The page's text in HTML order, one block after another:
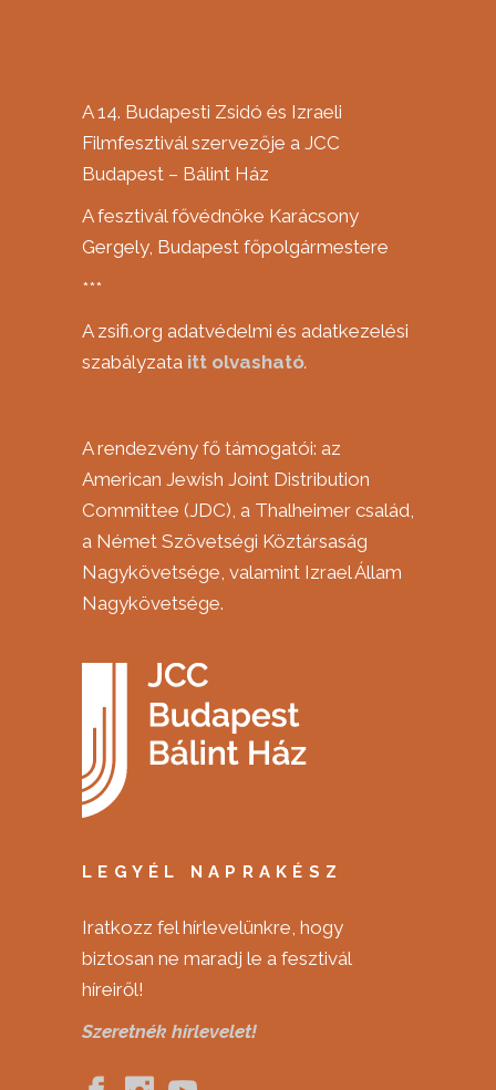
A 14. Budapesti Zsidó és Izraeli
Filmfesztivál szervezője a JCC
Budapest – Bálint Ház
A fesztivál fővédnöke Karácsony
Gergely, Budapest főpolgármestere
***
A zsifi.org adatvédelmi és adatkezelési
szabályzata itt olvasható.
A rendezvény fő támogatói: az
American Jewish Joint Distribution
Committee (JDC), a Thalheimer család,
a Német Szövetségi Köztársaság
Nagykövetsége, valamint Izrael Állam
Nagykövetsége.
LEGYÉL NAPRAKÉSZ
Iratkozz fel hírlevelünkre, hogy
biztosan ne maradj le a fesztivál
híreiről!
Szeretnék hírlevelet!